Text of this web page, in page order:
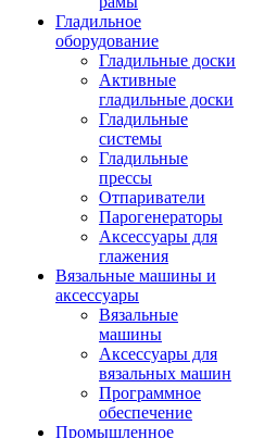
Гладильное
оборудование
Гладильные доски
Активные
гладильные доски
Гладильные
системы
Гладильные
прессы
Отпариватели
Парогенераторы
Аксессуары для
глажения
Вязальные машины и
аксессуары
Вязальные
машины
Аксессуары для
вязальных машин
Программное
обеспечение
Промышленное